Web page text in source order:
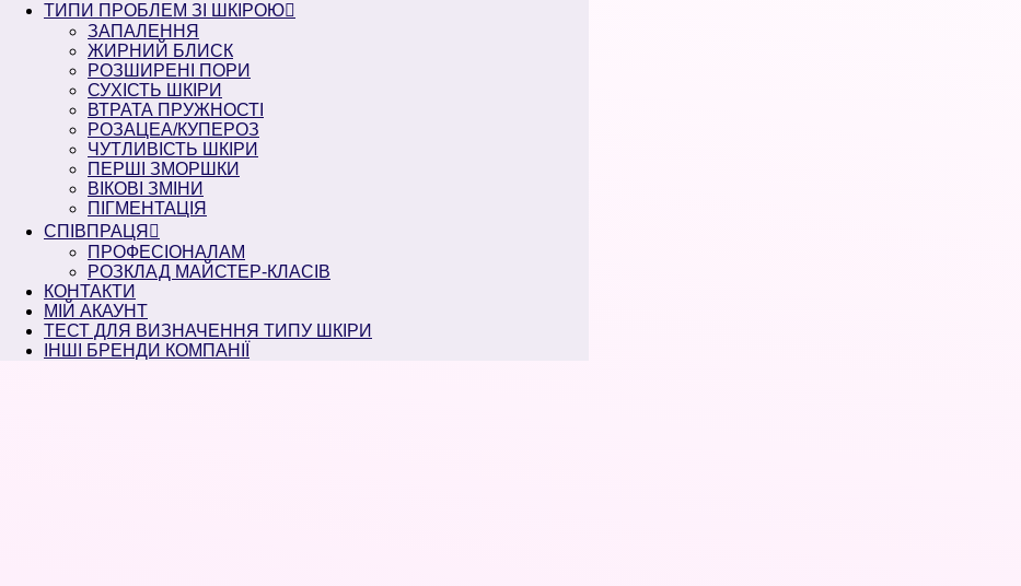
ТИПИ ПРОБЛЕМ ЗІ ШКІРОЮ
ЗАПАЛЕННЯ
ЖИРНИЙ БЛИСК
РОЗШИРЕНІ ПОРИ
СУХІСТЬ ШКІРИ
ВТРАТА ПРУЖНОСТІ
РОЗАЦЕА/КУПЕРОЗ
ЧУТЛИВІСТЬ ШКІРИ
ПЕРШІ ЗМОРШКИ
ВІКОВІ ЗМІНИ
ПІГМЕНТАЦІЯ
СПІВПРАЦЯ
ПРОФЕСІОНАЛАМ
РОЗКЛАД МАЙСТЕР-КЛАСІВ
КОНТАКТИ
МІЙ АКАУНТ
ТЕСТ ДЛЯ ВИЗНАЧЕННЯ ТИПУ ШКІРИ
ІНШІ БРЕНДИ КОМПАНІЇ